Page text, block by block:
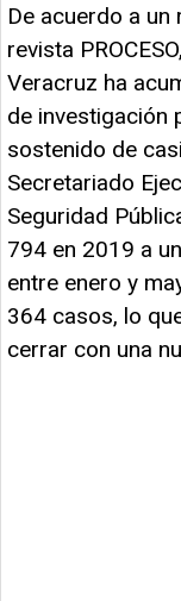
De acuerdo a
revista
Veracruz ha
de investigación
sostenido de
Secretariado
Seguridad
794 en 2019 a
entre enero y
364 casos, lo
cerrar con una